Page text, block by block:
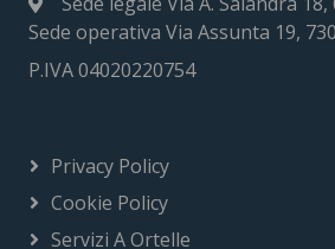
Sede operativa Via Assunta 19,
P.IVA 04020220754
Privacy Policy
Cookie Policy
Servizi A Ortelle